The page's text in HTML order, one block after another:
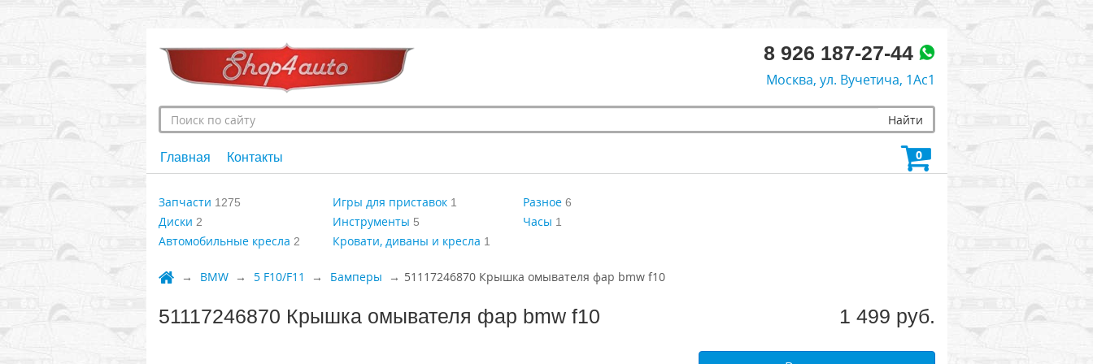
8 926 187-27-44
Москва, ул. Вучетича, 1Ас1
Найти
Главная Контакты 0
Запчасти 1275
Диски 2
Автомобильные кресла 2
Игры для приставок1
Инструменты 5
Кровати, диваны и кресла 1
Разное6
Часы 1
BMW 5 F10/F11 Бамперы 51117246870 Крышка омывателя фар bmw f10
51117246870 Крышка омывателя фар bmw f10 1 499 руб.